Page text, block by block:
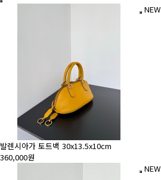
NEW
발렌시아가 토트백 30x13.5x10cm
360,000원
NEW